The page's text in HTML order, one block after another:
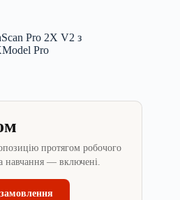
Pro 2X V2 з
Pro
протягом робочого
навчання — включені.